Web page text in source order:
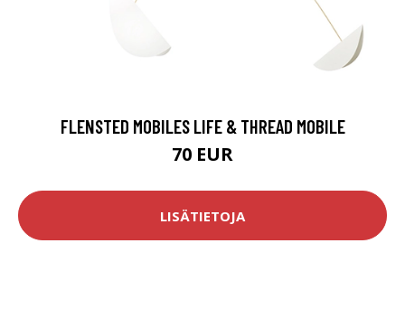
FLENSTED MOBILES LIFE & THREAD MOBILE
70 EUR
LISÄTIETOJA